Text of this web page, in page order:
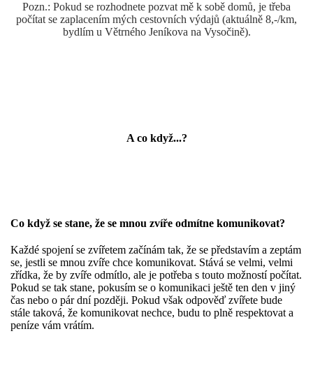
Pozn.: Pokud se rozhodnete pozvat mě k sobě domů, je třeba
počítat se zaplacením mých cestovních výdajů (aktuálně 8,-/km,
bydlím u Větrného Jeníkova na Vysočině).
A co když...?
Co když se stane, že se mnou zvíře odmítne komunikovat?
Každé spojení se zvířetem začínám tak, že se představím a zeptám
se, jestli se mnou zvíře chce komunikovat. Stává se velmi, velmi
zřídka, že by zvíře odmítlo, ale je potřeba s touto možností počítat.
Pokud se tak stane, pokusím se o komunikaci ještě ten den v jiný
čas nebo o pár dní později. Pokud však odpověď zvířete bude
stále taková, že komunikovat nechce, budu to plně respektovat a
peníze vám vrátím.